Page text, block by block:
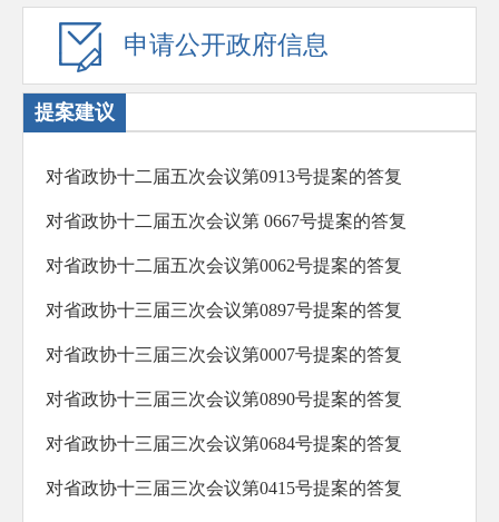
申请公开政府信息
提案建议
对省政协十二届五次会议第0913号提案的答复
对省政协十二届五次会议第 0667号提案的答复
对省政协十二届五次会议第0062号提案的答复
对省政协十三届三次会议第0897号提案的答复
对省政协十三届三次会议第0007号提案的答复
对省政协十三届三次会议第0890号提案的答复
对省政协十三届三次会议第0684号提案的答复
对省政协十三届三次会议第0415号提案的答复